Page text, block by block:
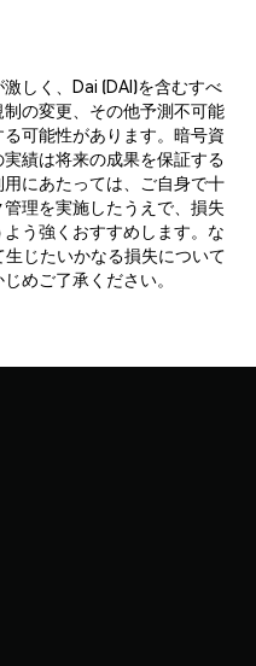
しく、Dai (DAI)を含むすべ
の変更、その他予測不可能
可能性があります。暗号資
績は将来の成果を保証する
にあたっては、ご自身で十
理を実施したうえで、損失
う強くおすすめします。な
じたいかなる損失について
めご了承ください。